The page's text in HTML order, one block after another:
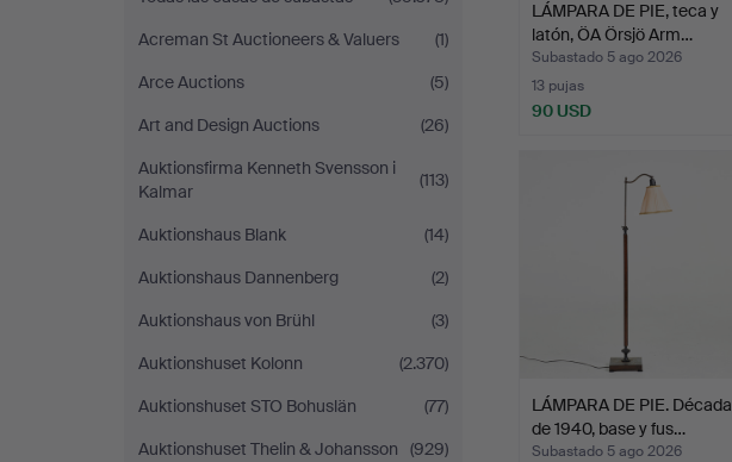
Acreman St Auctioneers & Valuers
(1)
Arce Auctions
(5)
Art and Design Auctions
(26)
Auktionsfirma Kenneth Svensson i
Kalmar
(113)
Auktionshaus Blank
(14)
Auktionshaus Dannenberg
(2)
Auktionshaus von Brühl
(3)
Auktionshuset Kolonn
(2.370)
Auktionshuset STO Bohuslän
(77)
Auktionshuset Thelin & Johansson
(929)
LÁMPARA DE PIE, teca y
latón, ÖA Örsjö Arm…
Subastado 5 ago 2026
13 pujas
90 USD
LÁMPARA DE PIE. Década
de 1940, base y fus…
Subastado 5 ago 2026